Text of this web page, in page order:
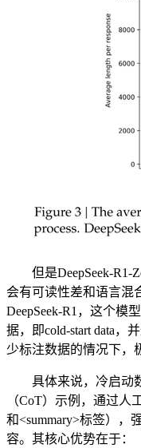
但是DeepSeek-R1-
会有可读性差和语言混
DeepSeek-R1，这个模
据，即cold-start data，
少标注数据的情况下，
具体来说，冷启动数
（CoT）示例，通过人
和<summary>标签），
容。其核心优势在于：